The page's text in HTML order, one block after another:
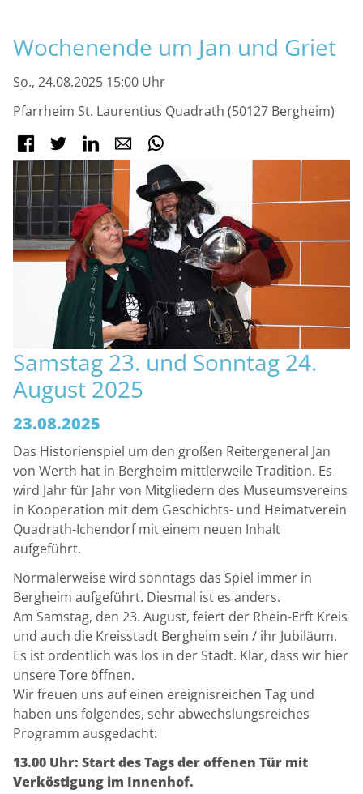
Wochenende um Jan und Griet
So., 24.08.2025 15:00 Uhr
Pfarrheim St. Laurentius Quadrath (50127 Bergheim)
Facebook
Twitter LinkedInE-mail
Samstag 23. und Sonntag 24.
August 2025
23.08.2025
Das Historienspiel um den großen Reitergeneral Jan
von Werth hat in Bergheim mittlerweile Tradition. Es
wird Jahr für Jahr von Mitgliedern des Museumsvereins
in Kooperation mit dem Geschichts- und Heimatverein
Quadrath-Ichendorf mit einem neuen Inhalt
aufgeführt.
Normalerweise wird sonntags das Spiel immer in
Bergheim aufgeführt. Diesmal ist es anders.
Am Samstag, den 23. August, feiert der Rhein-Erft Kreis
und auch die Kreisstadt Bergheim sein / ihr Jubiläum.
Es ist ordentlich was los in der Stadt. Klar, dass wir hier
unsere Tore öffnen.
Wir freuen uns auf einen ereignisreichen Tag und
haben uns folgendes, sehr abwechslungsreiches
Programm ausgedacht:
13.00 Uhr: Start des Tags der offenen Tür mit
Verköstigung im Innenhof.